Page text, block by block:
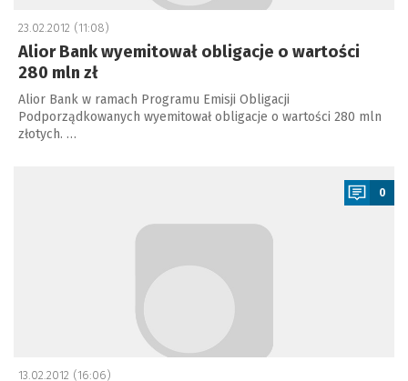
23.02.2012 (11:08)
Alior Bank wyemitował obligacje o wartości
280 mln zł
Alior Bank w ramach Programu Emisji Obligacji
Podporządkowanych wyemitował obligacje o wartości 280 mln
złotych. …
0
13.02.2012 (16:06)